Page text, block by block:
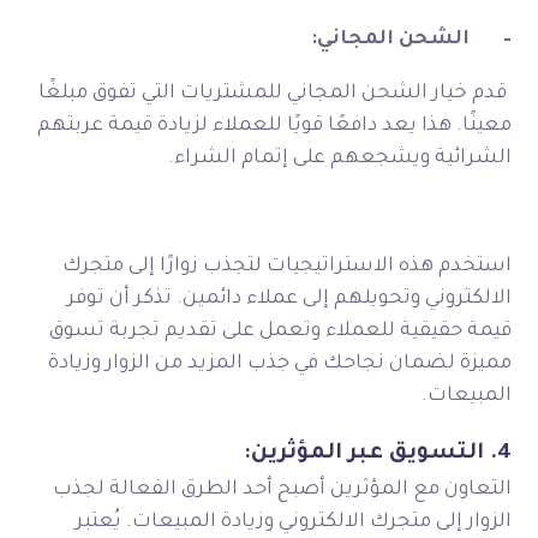
– الشحن المجاني:
قدم خيار الشحن المجاني للمشتريات التي تفوق مبلغًا
معينًا. هذا يعد دافعًا قويًا للعملاء لزيادة قيمة عربتهم
الشرائية ويشجعهم على إتمام الشراء.
استخدم هذه الاستراتيجيات لتجذب زوارًا إلى متجرك
الالكتروني وتحويلهم إلى عملاء دائمين. تذكر أن توفر
قيمة حقيقية للعملاء وتعمل على تقديم تجربة تسوق
مميزة لضمان نجاحك في جذب المزيد من الزوار وزيادة
المبيعات.
4. التسويق عبر المؤثرين:
التعاون مع المؤثرين أصبح أحد الطرق الفعالة لجذب
الزوار إلى متجرك الالكتروني وزيادة المبيعات. يُعتبر